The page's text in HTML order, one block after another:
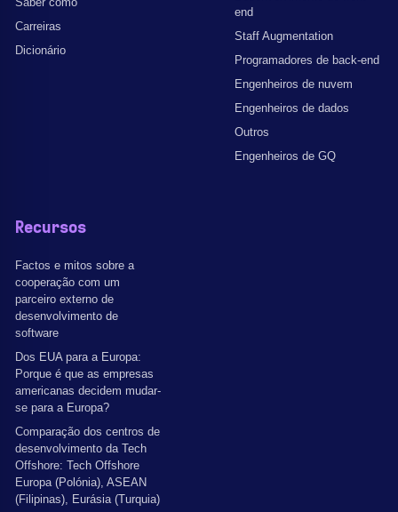
Carreiras
Dicionário
end
Staff Augmentation
Programadores de back-end
Engenheiros de nuvem
Engenheiros de dados
Outros
Engenheiros de GQ
Recursos
Factos e mitos sobre a
cooperação com um
parceiro externo de
desenvolvimento de
software
Dos EUA para a Europa:
Porque é que as empresas
americanas decidem mudar-
se para a Europa?
Comparação dos centros de
desenvolvimento da Tech
Offshore: Tech Offshore
Europa (Polónia), ASEAN
(Filipinas), Eurásia (Turquia)